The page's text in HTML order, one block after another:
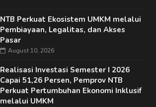
NTB Perkuat Ekosistem UMKM melalui
Pembiayaan, Legalitas, dan Akses
Pasar
August 10, 2026
Realisasi Investasi Semester I 2026
Capai 51,26 Persen, Pemprov NTB
Perkuat Pertumbuhan Ekonomi Inklusif
melalui UMKM